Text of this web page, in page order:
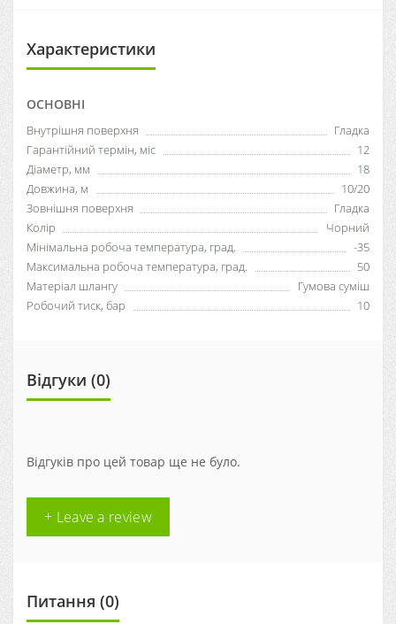
Характеристики
ОСНОВНІ
Внутрішня поверхня
Гладка
Гарантійний термін, міс
12
Діаметр, мм
18
Довжина, м
10/20
Зовнішня поверхня
Гладка
Колір
Чорний
Мінімальна робоча температура, град.
-35
Максимальна робоча температура, град.
50
Матеріал шлангу
Гумова суміш
Робочий тиск, бар
10
Відгуки (0)
Відгуків про цей товар ще не було.
+ Leave a review
Питання (0)